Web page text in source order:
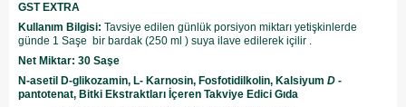
GST EXTRA
Kullanım Bilgisi: Tavsiye edilen günlük porsiyon miktarı yetişkinlerde
günde 1 Saşe bir bardak (250 ml ) suya ilave edilerek içilir .
Net Miktar: 30 Saşe
N-asetil D-glikozamin, L- Karnosin, Fosfotidilkolin, Kalsiyum D -
pantotenat, Bitki Ekstraktları İçeren Takviye Edici Gıda